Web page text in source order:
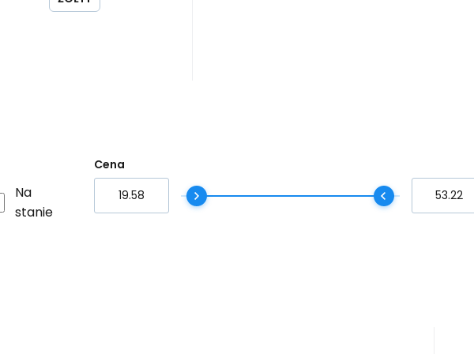
kieszenią i sznurkiem do
Na
stanie
Cena